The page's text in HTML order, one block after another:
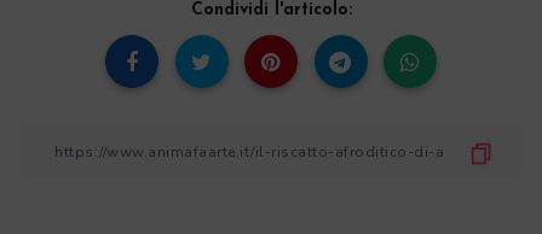
Condividi l'articolo: